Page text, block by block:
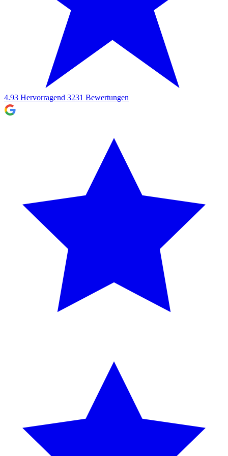
4.93 Hervorragend 3231 Bewertungen